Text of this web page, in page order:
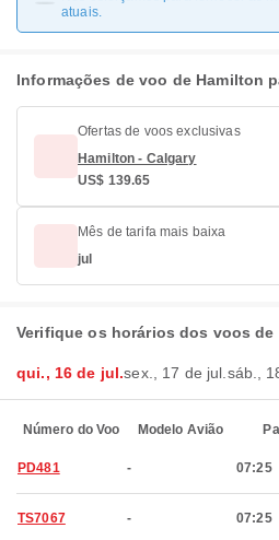
atuais.
Informações de voo de Hamilton
Ofertas de voos exclusivas
Hamilton - Calgary
US$ 139.65
Mês de tarifa mais baixa
jul
Verifique os horários dos voos de
qui., 16 de jul.sex., 17 de jul. sáb.,
Número do Voo Modelo Avião
PD481 - 07:25
TS7067 - 07:25